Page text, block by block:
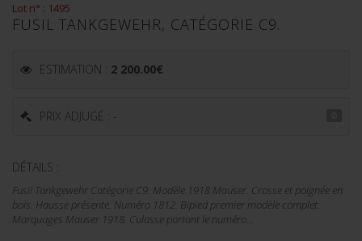
Lot n° : 1495
FUSIL TANKGEWEHR, CATÉGORIE C9.
ESTIMATION : 2 200.00€
PRIX ADJUGÉ : -
DÉTAILS :
Fusil Tankgewehr Catégorie C9. Modèle 1918 Mauser. Crosse et poignée en
bois. Hausse présente. Numéro 1812. Bipied premier modèle complet.
Marquages Mauser 1918. Culasse portant le numéro...